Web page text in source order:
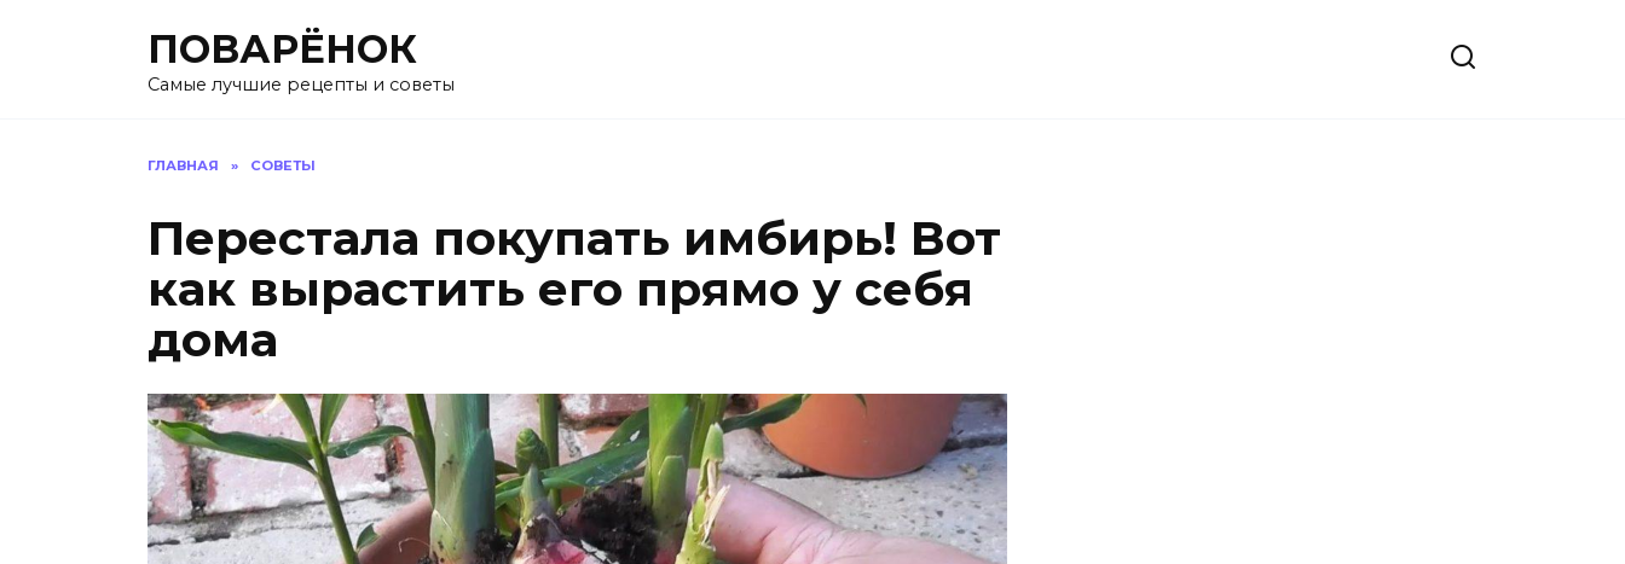
ПОВАРЁНОК
Самые лучшие рецепты и советы
ГЛАВНАЯ » СОВЕТЫ
Перестала покупать имбирь! Вот
как вырастить его прямо у себя
дома